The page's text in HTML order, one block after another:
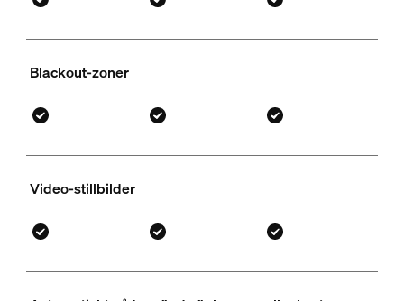
Blackout-zoner
Video-stillbilder